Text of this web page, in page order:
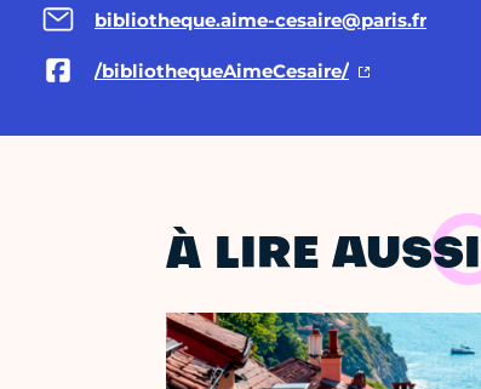
bibliotheque.aime-cesaire@paris.fr
/bibliothequeAimeCesaire/
À LIRE AUSSI